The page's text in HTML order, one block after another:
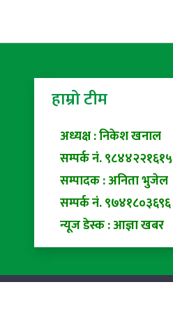
हाम्रो टीम
अध्यक्ष : निकेश खनाल
सम्पर्क नं. ९८४४२२१६१५
सम्पादक : अनिता भुजेल
सम्पर्क नं. ९७४१८०३६९६
न्यूज डेस्क : आज्ञा खबर